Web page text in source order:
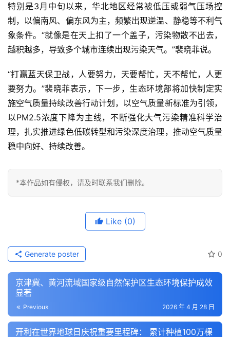
特别是3月中旬以来，华北地区经常被低压或弱气压场控
制，以偏南风、偏东风为主，频繁出现逆温、静稳等不利气
象条件。“就像是在天上扣了一个盖子，污染物散不出去，
越积越多，导致多个城市连续出现污染天气。”裴晓菲说。
“打赢蓝天保卫战，人要努力，天要帮忙，天不帮忙，人更
要努力。”裴晓菲表示，下一步，生态环境部将加快制定实
施空气质量持续改善行动计划，以空气质量新标准为引领，
以PM2.5浓度下降为主线，不断强化大气污染精准科学治
理，扎实推进绿色低碳转型和污染深度治理，推动空气质量
稳中向好、持续改善。
*本作品如有侵权，请及时联系我们删除。
Like (0)
0
Generate poster
京津冀、黄河流域国家级自然保护区生态环境保护成效
显著
Previous 2026 年 4 月 28 日
开利在世界地球日庆祝重要里程碑： 累计种植100万棵